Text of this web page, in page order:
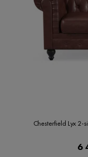
Chesterfield Lyx 2-
6